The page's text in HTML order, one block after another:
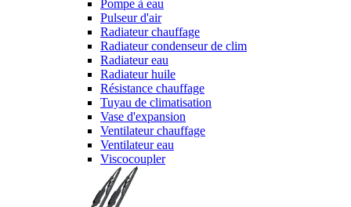
Pompe à eau
Pulseur d'air
Radiateur chauffage
Radiateur condenseur de clim
Radiateur eau
Radiateur huile
Résistance chauffage
Tuyau de climatisation
Vase d'expansion
Ventilateur chauffage
Ventilateur eau
Viscocoupler